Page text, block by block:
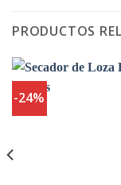
PRODUCTOS
-24%